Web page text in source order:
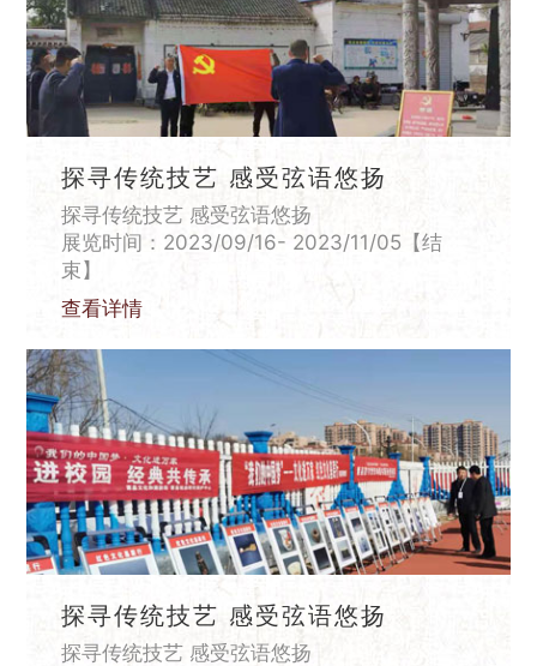
探寻传统技艺 感受弦语悠扬
探寻传统技艺 感受弦语悠扬
展览时间：2023/09/16- 2023/11/05【结
束】
查看详情
探寻传统技艺 感受弦语悠扬
探寻传统技艺 感受弦语悠扬